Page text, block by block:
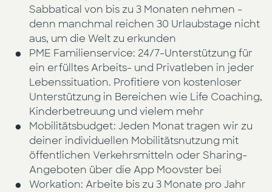
Sabbatical von bis zu 3 Monaten nehmen -
denn manchmal reichen 30 Urlaubstage nicht
aus, um die Welt zu erkunden
PME Familienservice: 24/7-Unterstützung für
ein erfülltes Arbeits- und Privatleben in jeder
Lebenssituation. Profitiere von kostenloser
Unterstützung in Bereichen wie Life Coaching,
Kinderbetreuung und vielem mehr
Mobilitätsbudget: Jeden Monat tragen wir zu
deiner individuellen Mobilitätsnutzung mit
öffentlichen Verkehrsmitteln oder Sharing-
Angeboten über die App Moovster bei
Workation: Arbeite bis zu 3 Monate pro Jahr